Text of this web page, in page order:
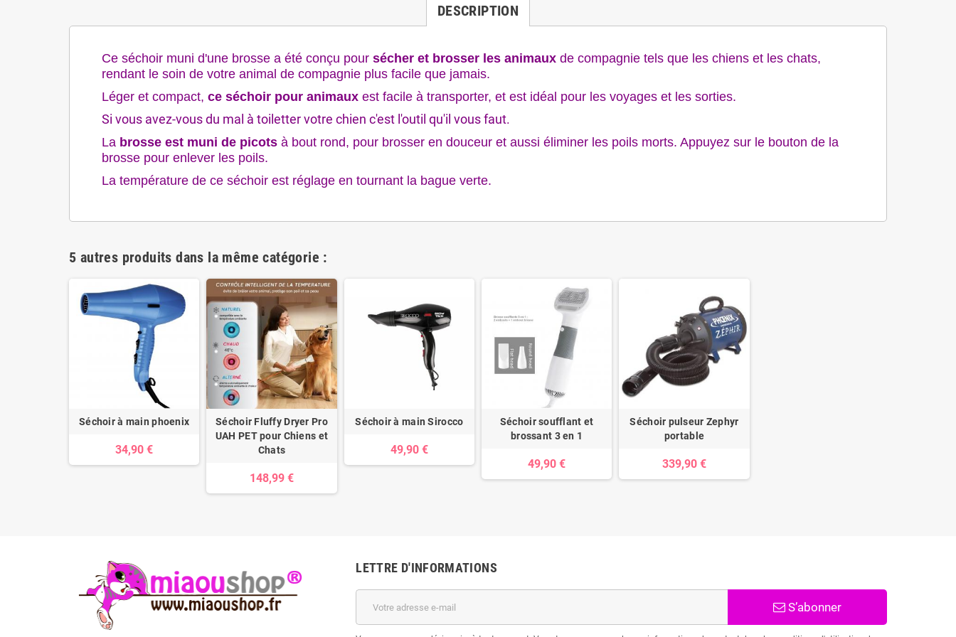
DESCRIPTION
Ce séchoir muni d'une brosse a été conçu pour sécher et brosser les animaux de compagnie tels que les chiens et les chats,
rendant le soin de votre animal de compagnie plus facile que jamais.
Léger et compact, ce séchoir pour animaux est facile à transporter, et est idéal pour les voyages et les sorties.
Si vous avez-vous du mal à toiletter votre chien c'est l'outil qu'il vous faut.
La brosse est muni de picots à bout rond, pour brosser en douceur et aussi éliminer les poils morts. Appuyez sur le bouton de la
brosse pour enlever les poils.
La température de ce séchoir est réglage en tournant la bague verte.
5 autres produits dans la même catégorie :
Séchoir à main phoenix
34,90 €
Séchoir Fluffy Dryer Pro
UAH PET pour Chiens et
Chats
148,99 €
Séchoir à main Sirocco
49,90 €
Séchoir soufflant et
brossant 3 en 1
49,90 €
Séchoir pulseur Zephyr
portable
339,90 €
LETTRE D'INFORMATIONS
S’abonner